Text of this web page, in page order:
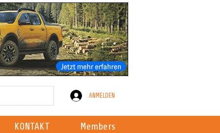
ANMELDEN
KONTAKT Members